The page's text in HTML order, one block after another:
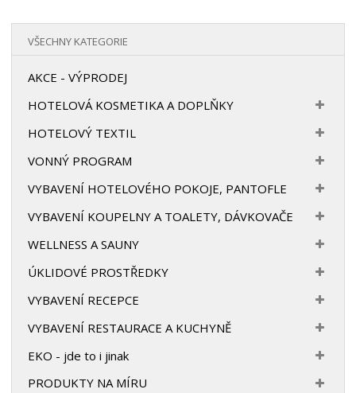
VŠECHNY KATEGORIE
AKCE - VÝPRODEJ
HOTELOVÁ KOSMETIKA A DOPLŇKY
HOTELOVÝ TEXTIL
VONNÝ PROGRAM
VYBAVENÍ HOTELOVÉHO POKOJE, PANTOFLE
VYBAVENÍ KOUPELNY A TOALETY, DÁVKOVAČE
WELLNESS A SAUNY
ÚKLIDOVÉ PROSTŘEDKY
VYBAVENÍ RECEPCE
VYBAVENÍ RESTAURACE A KUCHYNĚ
EKO - jde to i jinak
PRODUKTY NA MÍRU